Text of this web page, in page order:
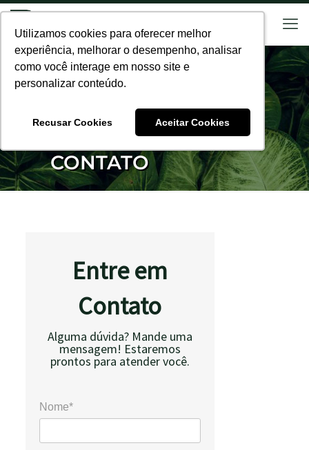
Utilizamos cookies para oferecer melhor
experiência, melhorar o desempenho, analisar
como você interage em nosso site e
personalizar conteúdo.
Recusar Cookies Aceitar Cookies
Utilizamos cookies para oferecer melhor
experiência, melhorar o desempenho, analisar
como você interage em nosso site e
personalizar conteúdo.
Recusar Cookies Aceitar Cookies
CONTATO
Entre em
Contato
Alguma dúvida? Mande uma
mensagem! Estaremos
prontos para atender você.
Nome*